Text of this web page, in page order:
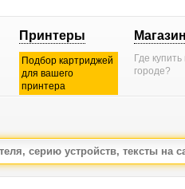
Принтеры
Подбор картриджей
для вашего
принтера
Где
городе?